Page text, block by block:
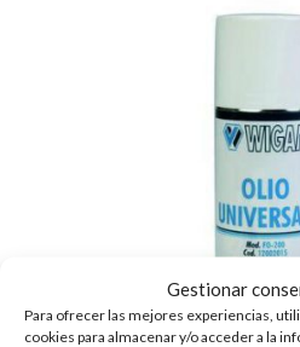
Gestionar
Para ofrecer las mejores experiencias,
cookies para almacenar y/o acceder a la